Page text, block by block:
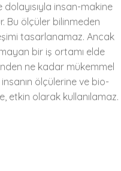
insan-makine
Bu ölçüler bilinmeden
tasarlanamaz. Ancak
bir iş ortamı elde
ne kadar mükemmel
ölçülerine ve bio-
etkin olarak kullanılamaz.